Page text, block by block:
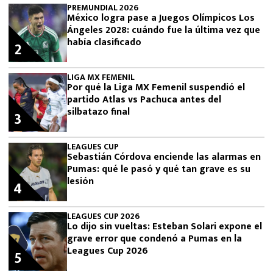
PREMUNDIAL 2026
México logra pase a Juegos Olímpicos Los
Ángeles 2028: cuándo fue la última vez que
había clasificado
2
LIGA MX FEMENIL
Por qué la Liga MX Femenil suspendió el
partido Atlas vs Pachuca antes del
silbatazo final
3
LEAGUES CUP
Sebastián Córdova enciende las alarmas en
Pumas: qué le pasó y qué tan grave es su
lesión
4
LEAGUES CUP 2026
Lo dijo sin vueltas: Esteban Solari expone el
grave error que condenó a Pumas en la
Leagues Cup 2026
5